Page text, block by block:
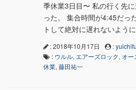
季休業3日目〜 私の行く先
った。 集合時間が4:45だっ
トして絶対に遅れないよう
: 2018年10月17日 :
: ウルル, エアーズロック, オー
休業, 藤田祐一